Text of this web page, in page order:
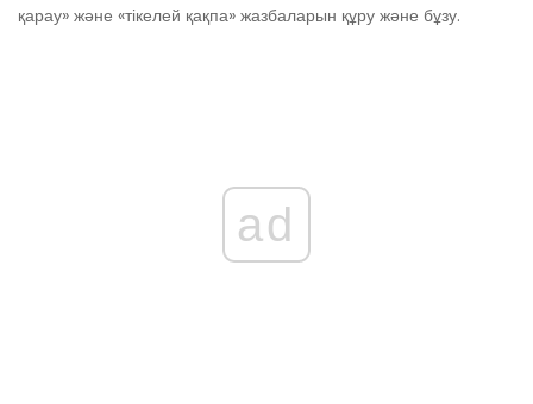
қарау» және «тікелей қақпа» жазбаларын құру және бұзу.
ad